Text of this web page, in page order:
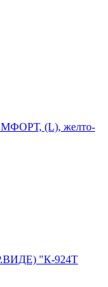
(L), желто-
"К-924Т